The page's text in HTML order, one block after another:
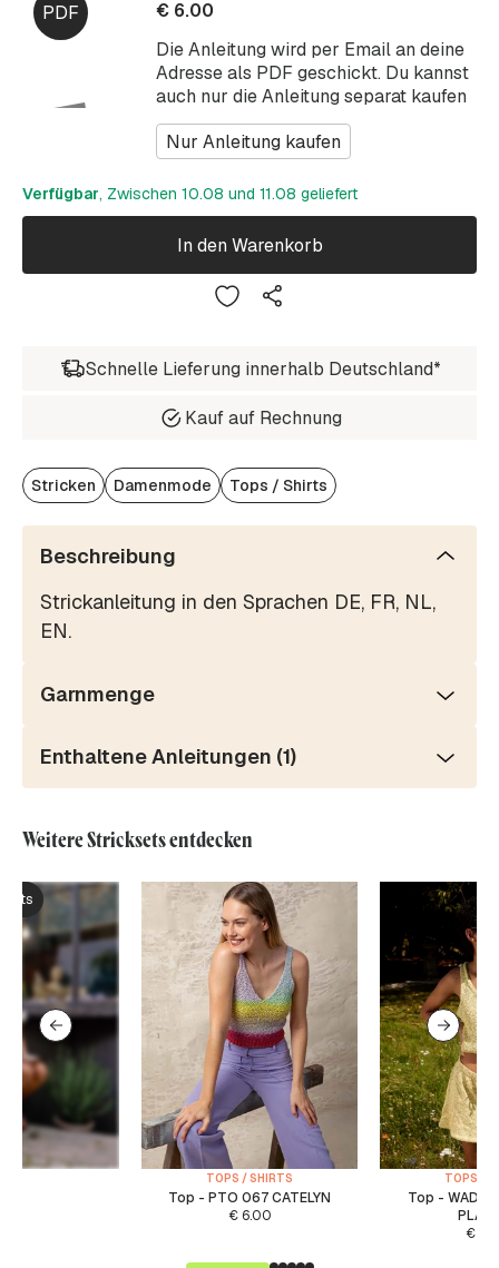
Die Anleitung wird per Email an deine
Adresse als PDF geschickt. Du kannst
auch nur die Anleitung separat kaufen
Nur Anleitung kaufen
€ 6.00
Verfügbar, Zwischen 10.08 und 11.08 geliefert
In den Warenkorb
Schnelle Lieferung innerhalb Deutschland*
Kauf auf Rechnung
Stricken Damenmode Tops / Shirts
Beschreibung
Strickanleitung in den Sprachen DE, FR, NL,
EN.
Garnmenge
Enthaltene Anleitungen (1)
Weitere Stricksets entdecken
TOPS / SHIRTS
Top - PTO 067 CATELYN
€6.00
TOPS /
Top - WAD
€